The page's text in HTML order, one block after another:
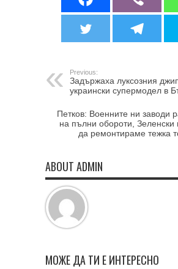
Previous:
Задържаха луксозния
украински супермодел в
Петков: Военните ни заводи
на пълни обороти, Зеленски
да ремонтираме тежка
ABOUT ADMIN
МОЖЕ ДА ТИ Е ИНТЕРЕСНО